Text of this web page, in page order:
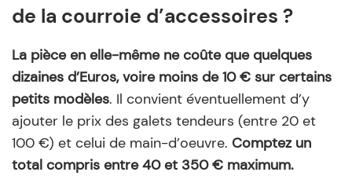
de la courroie d’accessoires ?
La pièce en elle-même ne coûte que quelques
dizaines d’Euros, voire moins de 10 € sur certains
petits modèles. Il convient éventuellement d’y
ajouter le prix des galets tendeurs (entre 20 et
100 €) et celui de main-d’oeuvre. Comptez un
total compris entre 40 et 350 € maximum.